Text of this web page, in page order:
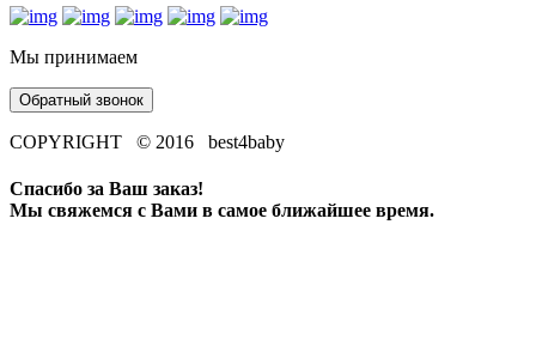
Мы принимаем
Обратный звонок
COPYRIGHT © 2016 best4baby
Спасибо за Ваш заказ!
Мы свяжемся с Вами в самое ближайшее время.